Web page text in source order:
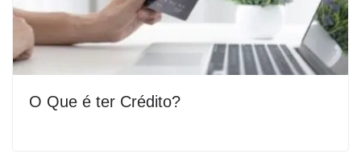
O Que é ter Crédito?